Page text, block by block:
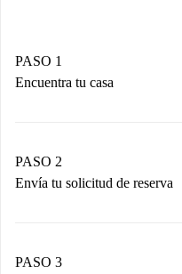
PASO 1
Encuentra tu casa
Tienes toda la
PASO 2
Envía tu solicitud de reserva
propietario acepte.
PASO 3